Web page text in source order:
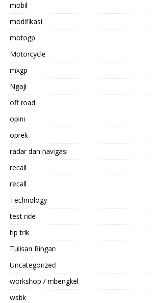
mobil
modifikasi
motogp
Motorcycle
mxgp
Ngaji
off road
opini
oprek
radar dan navigasi
recall
recall
Technology
test ride
tip trik
Tulisan Ringan
Uncategorized
workshop / mbengkel
wsbk